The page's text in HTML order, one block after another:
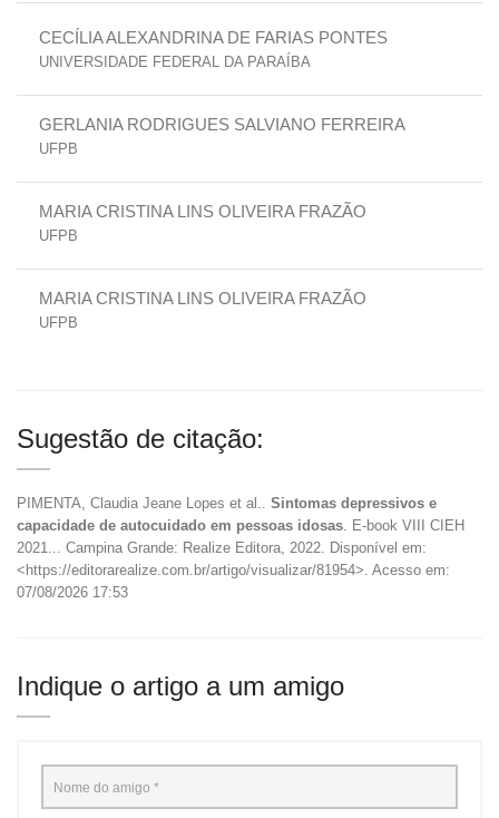
CECÍLIA ALEXANDRINA DE FARIAS PONTES
UNIVERSIDADE FEDERAL DA PARAÍBA
GERLANIA RODRIGUES SALVIANO FERREIRA
UFPB
MARIA CRISTINA LINS OLIVEIRA FRAZÃO
UFPB
MARIA CRISTINA LINS OLIVEIRA FRAZÃO
UFPB
Sugestão de citação:
PIMENTA, Claudia Jeane Lopes et al.. Sintomas depressivos e
capacidade de autocuidado em pessoas idosas. E-book VIII CIEH
2021... Campina Grande: Realize Editora, 2022. Disponível em:
<https://editorarealize.com.br/artigo/visualizar/81954>. Acesso em:
07/08/2026 17:53
Indique o artigo a um amigo